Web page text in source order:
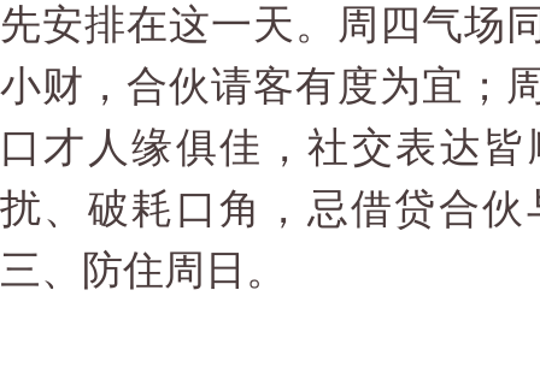
先安排在这一天。周四气场
小财，合伙请客有度为宜；
口才人缘俱佳，社交表达
扰、破耗口角，忌借贷合
三、防住周日。